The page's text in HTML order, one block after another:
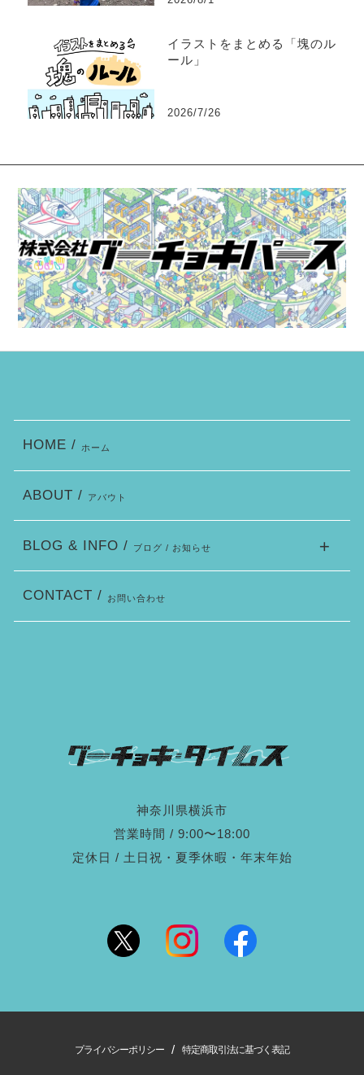
イラストをまとめる「塊のル
ール」
2026/7/26
神奈川県横浜市
営業時間 / 9:00〜18:00
定休日 / 土日祝・夏季休暇・年末年始
HOME / ホーム
ABOUT / アバウト
BLOG & INFO / ブログ / お知らせ
CONTACT / お問い合わせ
プライバシーポリシー / 特定商取引法に基づく表記